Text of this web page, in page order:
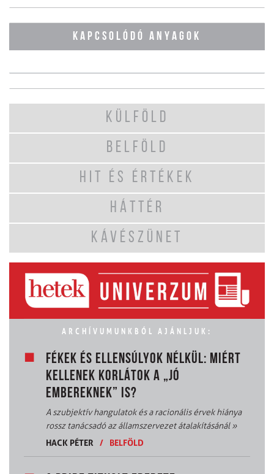
KAPCSOLÓDÓ ANYAGOK
KÜLFÖLD
BELFÖLD
HIT ÉS ÉRTÉKEK
HÁTTÉR
KÁVÉSZÜNET
ARCHÍVUMUNKBÓL AJÁNLJUK:
FÉKEK ÉS ELLENSÚLYOK NÉLKÜL: MIÉRT
KELLENEK KORLÁTOK A „JÓ
EMBEREKNEK” IS?
A szubjektív hangulatok és a racionális érvek hiánya
rossz tanácsadó az államszervezet átalakításánál»
HACK PÉTER
/ BELFÖLD